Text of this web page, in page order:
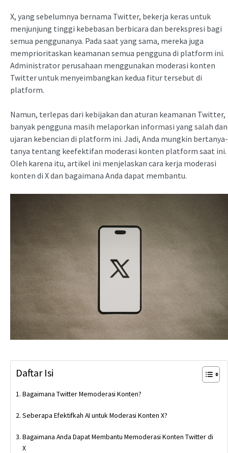
X, yang sebelumnya bernama Twitter, bekerja keras untuk
menjunjung tinggi kebebasan berbicara dan berekspresi bagi
semua penggunanya. Pada saat yang sama, mereka juga
memprioritaskan keamanan semua pengguna di platform ini.
Administrator perusahaan menggunakan moderasi konten
Twitter untuk menyeimbangkan kedua fitur tersebut di
platform.
Namun, terlepas dari kebijakan dan aturan keamanan Twitter,
banyak pengguna masih melaporkan informasi yang salah dan
ujaran kebencian di platform ini. Jadi, Anda mungkin bertanya-
tanya tentang keefektifan moderasi konten platform saat ini.
Oleh karena itu, artikel ini menjelaskan cara kerja moderasi
konten di X dan bagaimana Anda dapat membantu.
Daftar Isi
Bagaimana Twitter Memoderasi Konten?
Seberapa Efektifkah AI untuk Moderasi Konten X?
Bagaimana Anda Dapat Membantu Memoderasi Konten Twitter di
X